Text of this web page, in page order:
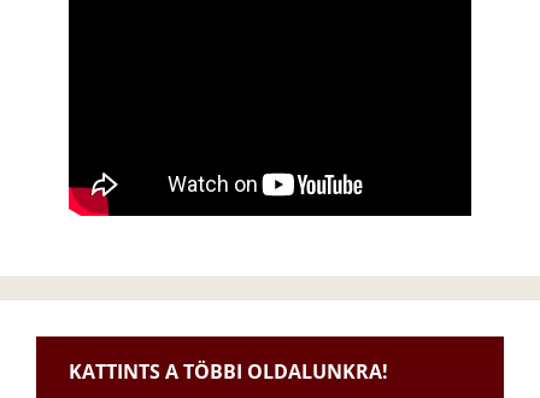
KATTINTS A TÖBBI OLDALUNKRA!